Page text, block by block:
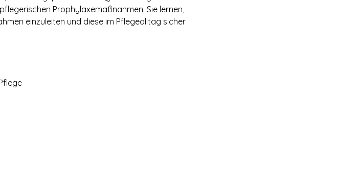
Prophylaxemaßnahmen. Sie lernen,
einzuleiten und diese im Pflegealltag sicher